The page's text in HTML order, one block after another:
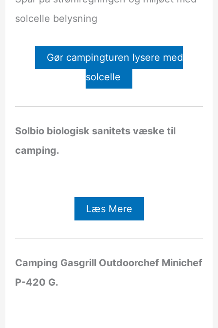
solcelle belysning
Gør campingturen lysere med
solcelle
Solbio biologisk sanitets væske til
camping.
Læs Mere
Camping Gasgrill Outdoorchef Minichef
P-420 G.